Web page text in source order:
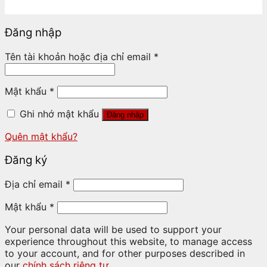
Đăng nhập
Tên tài khoản hoặc địa chỉ email *
Mật khẩu *
Ghi nhớ mật khẩu
Đăng nhập
Quên mật khẩu?
Đăng ký
Địa chỉ email *
Mật khẩu *
Your personal data will be used to support your
experience throughout this website, to manage access
to your account, and for other purposes described in